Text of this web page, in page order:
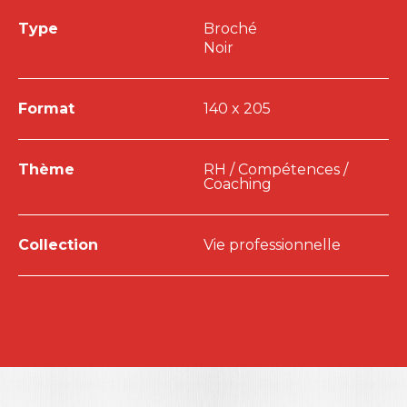
Type
Broché
Noir
Format 140 x 205
Thème
RH / Compétences /
Coaching
Collection Vie professionnelle